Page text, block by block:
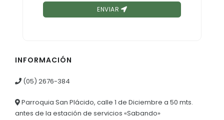
Obras y proyectosENVIAR
INFORMACIÓN
(05) 2676-384
Parroquia San Plácido, calle 1 de Diciembre a 50 mts.
antes de la estación de servicios «Sabando»